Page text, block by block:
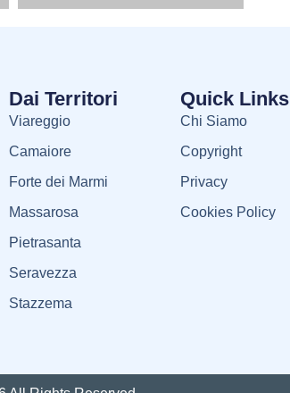
Dai Territori
Viareggio
Camaiore
Forte dei Marmi
Massarosa
Pietrasanta
Seravezza
Stazzema
Quick Links
Chi Siamo
Copyright
Privacy
Cookies Policy